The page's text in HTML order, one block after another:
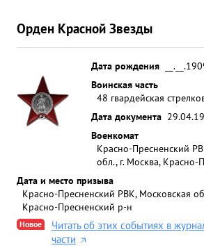
Орден Красной Звезды
Дата рождения
Воинская часть
48 гвардейская
Дата документа
Военкомат
Красно-Пресненский
обл., г. Москва, Красно-
Дата и место призыва
Красно-Пресненский РВК, Московская
Красно-Пресненский р-н
Новое
Читать об этих событиях в
части